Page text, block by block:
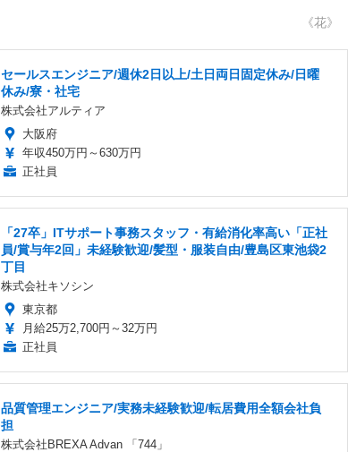
《花》
セールスエンジニア/週休2日以上/土日両日固定休み/日曜
休み/寮・社宅
株式会社アルティア
大阪府
年収450万円～630万円
正社員
「27卒」ITサポート事務スタッフ・有給消化率高い「正社
員/賞与年2回」未経験歓迎/髪型・服装自由/豊島区東池袋2
丁目
株式会社キソシン
東京都
月給25万2,700円～32万円
正社員
品質管理エンジニア/実務未経験歓迎/転居費用全額会社負
担
株式会社BREXA Advan 「744」